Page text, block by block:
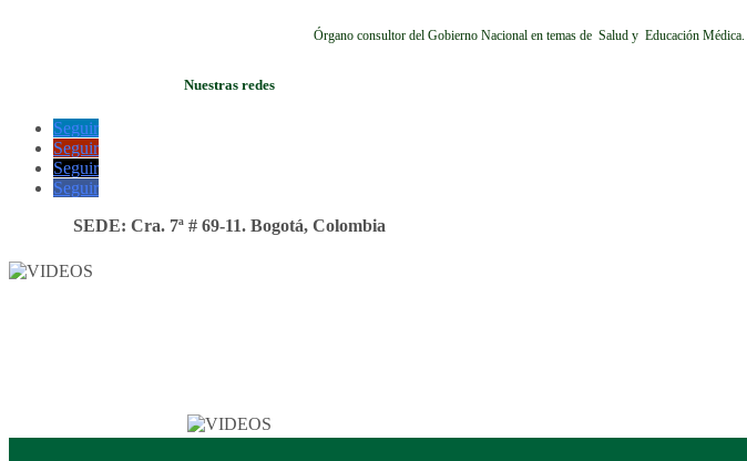
Órgano consultor del Gobierno Nacional en temas de Salud y Educación Médica.
Nuestras redes
Seguir
Seguir
Seguir
Seguir
SEDE: Cra. 7ª # 69-11. Bogotá, Colombia